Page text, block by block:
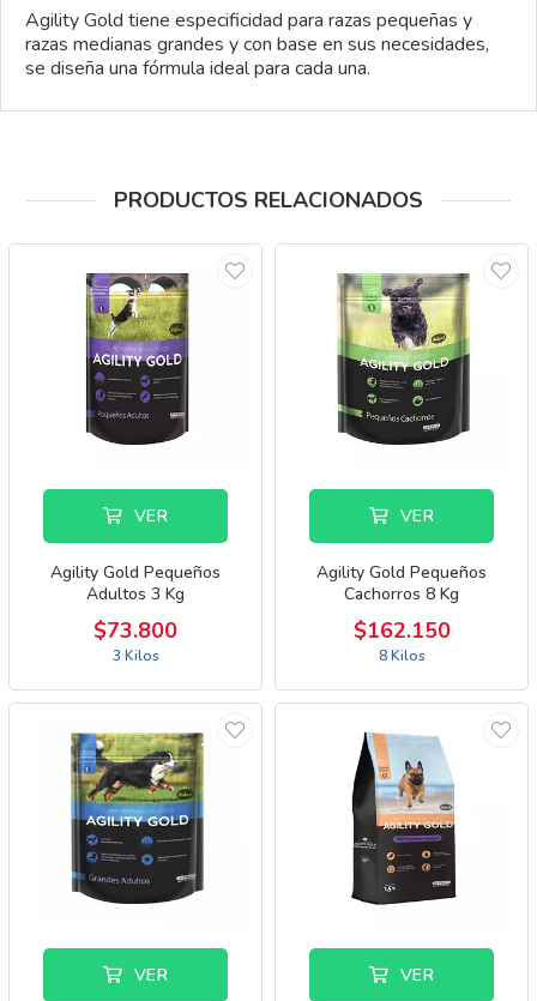
AgilityGold tiene especificidad para razas pequeñas y
razas medianas grandes y con base en sus necesidades,
se diseña una fórmula ideal para cada una.
PRODUCTOS RELACIONADOS
VER
Agility Gold Pequeños
Adultos 3 Kg
$73.800
3 Kilos
VER
Agility Gold Pequeños
Cachorros 8 Kg
$162.150
8 Kilos
VER VER